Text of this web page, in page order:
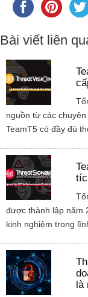
Bài viết liên
nguồn từ các
TeamT5 có đầy đủ
được thành lập năm
kinh nghiệm trong
là